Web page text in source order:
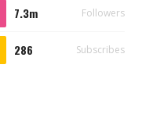
7.3m Followers
286 Subscribes